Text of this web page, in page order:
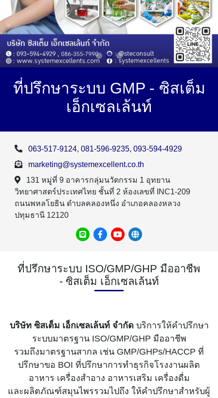
ที่ปรึกษาระบบ GMP - ซิสเต็ม
เอ็กเซลเล้นท์
063-517-9124, 081-596-9235, 093-594-4929
marketing@systemexcellent.co.th
131 หมู่ที่ 9 อาคารกลุ่มนวัตกรรม 1 อุทยาน
วิทยาศาสตร์ประเทศไทย ชั้นที่ 2 ห้องเลขที่ INC1-209
ถนนพหลโยธิน ตำบลคลองหนึ่ง อำเภอคลองหลวง
ปทุมธานี 12120
ที่ปรึกษาระบบ ISO/GMP/GHP มืออาชีพ
- ซิสเต็ม เอ็กเซลเล้นท์
บริษัท ซิสเต็ม เอ็กเซลเล้นท์ จำกัด บริการให้คำปรึกษา
ระบบมาตรฐาน ISO/GMP/GHP มืออาชีพ
รวมถึงมาตรฐานสากล เช่น GMP/GHPs/HACCP ที่
ปรึกษาขอ BOI ที่ปรึกษาการทำธุรกิจโรงงานผลิต
อาหาร เครื่องสำอาง อาหารเสริม เครื่องดื่ม
และผลิตภัณฑ์สมุนไพรรวมไปถึง ให้คำปรึกษาสำหรับผู้